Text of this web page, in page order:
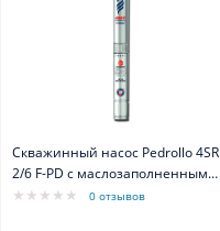
Скважинный насос Pedrollo 4SR
2/6 F-PD с маслозаполненным
двигателем 4PD0 отзывов